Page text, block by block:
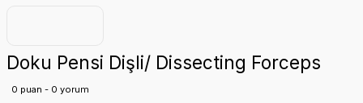
Doku Pensi Dişli/ Dissecting Forceps
0 puan - 0 yorum